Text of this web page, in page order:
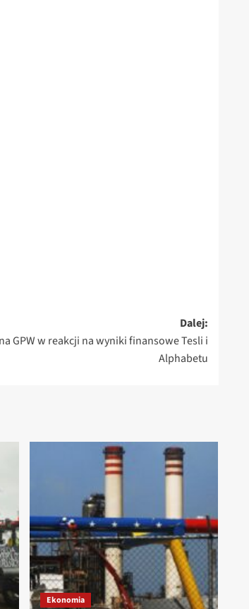
Dalej:
GPW w reakcji na wyniki finansowe Tesli i
Alphabetu
Ekonomia